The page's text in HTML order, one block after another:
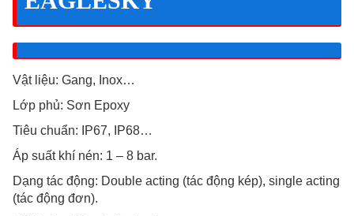
Vật liệu: Gang, Inox…
Lớp phủ: Sơn Epoxy
Tiêu chuẩn: IP67, IP68…
Áp suất khí nén: 1 – 8 bar.
Dạng tác động: Double acting (tác động kép), single acting
(tác động đơn).